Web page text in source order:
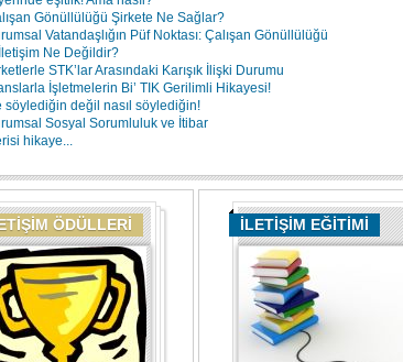
Gönüllülüğü Şirkete Ne Sağlar?
Vatandaşlığın Püf Noktası: Çalışan Gönüllülüğü
Ne Değildir?
STK’lar Arasındaki Karışık İlişki Durumu
İşletmelerin Bi’ TIK Gerilimli Hikayesi!
söylediğin değil nasıl söylediğin!
Sosyal Sorumluluk ve İtibar
hikaye...
ÖDÜLLERİ İLETİŞİM EĞİTİMİ